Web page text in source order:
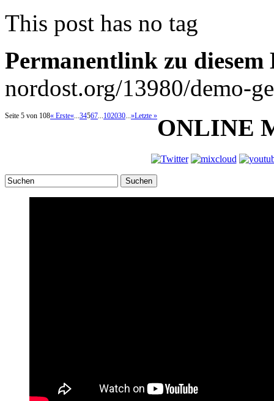
This post has no tag
Permanentlink zu
nordost.org/13980/demo-
Seite 5 von 108« Erste«...34567...102030...»Letzte »ONLINE
Suchen